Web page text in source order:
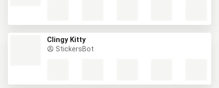
Clingy Kitty
StickersBot